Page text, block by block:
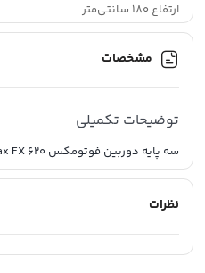
ارتفاع 180 سانتی‌متر
طول بسته شده سه‌ پایه 63 سانتی‌متر
حداکثر تحمل وزن 15 کیلوگرم
از جنس آلومینیوم و بسیار سبک
سه پایه دوربین فوتومکس
مشخصات
توضیحات تکمیلی
سه پایه دوربین فوتومکس Fotomax FX 620
نظرات